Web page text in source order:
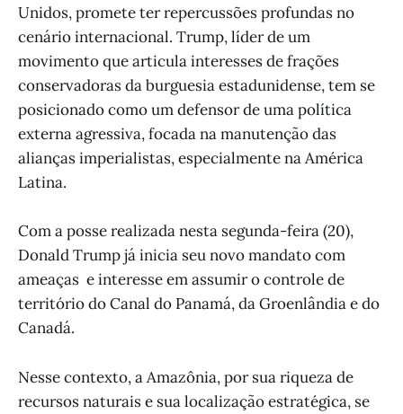
Unidos, promete ter repercussões profundas no
cenário internacional. Trump, líder de um
movimento que articula interesses de frações
conservadoras da burguesia estadunidense, tem se
posicionado como um defensor de uma política
externa agressiva, focada na manutenção das
alianças imperialistas, especialmente na América
Latina.
Com a posse realizada nesta segunda-feira (20),
Donald Trump já inicia seu novo mandato com
ameaças e interesse em assumir o controle de
território do Canal do Panamá, da Groenlândia e do
Canadá.
Nesse contexto, a Amazônia, por sua riqueza de
recursos naturais e sua localização estratégica, se